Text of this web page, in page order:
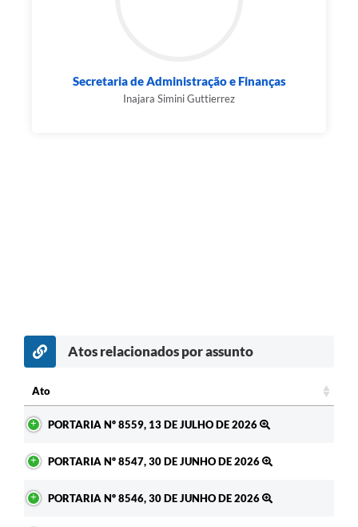
Secretaria de Administração e Finanças
Inajara Simini Guttierrez
Atos relacionados por assunto
Ato
PORTARIA Nº 8559, 13 DE JULHO DE 2026
PORTARIA Nº 8547, 30 DE JUNHO DE 2026
PORTARIA Nº 8546, 30 DE JUNHO DE 2026